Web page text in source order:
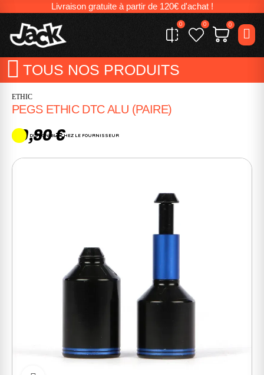
Livraison gratuite à partir de 120€ d'achat !
0 0 0
TOUS NOS PRODUITS
ETHIC
PEGS ETHIC DTC ALU (PAIRE)
19,90 €
DISPONIBLE CHEZ LE FOURNISSEUR